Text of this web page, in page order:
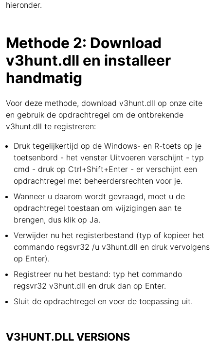
hieronder.
Methode 2: Download
v3hunt.dll en installeer
handmatig
Voor deze methode, download v3hunt.dll op onze cite
en gebruik de opdrachtregel om de ontbrekende
v3hunt.dll te registreren:
Druk tegelijkertijd op de Windows- en R-toets op je
toetsenbord - het venster Uitvoeren verschijnt - typ
cmd - druk op Ctrl+Shift+Enter - er verschijnt een
opdrachtregel met beheerdersrechten voor je.
Wanneer u daarom wordt gevraagd, moet u de
opdrachtregel toestaan om wijzigingen aan te
brengen, dus klik op Ja.
Verwijder nu het registerbestand (typ of kopieer het
commando regsvr32 /u v3hunt.dll en druk vervolgens
op Enter).
Registreer nu het bestand: typ het commando
regsvr32 v3hunt.dll en druk dan op Enter.
Sluit de opdrachtregel en voer de toepassing uit.
V3HUNT.DLL VERSIONS